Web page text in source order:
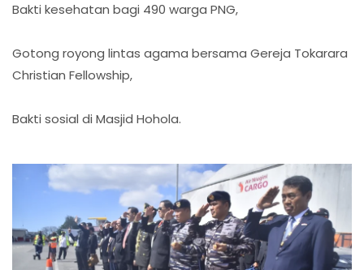
Bakti kesehatan bagi 490 warga PNG,
Gotong royong lintas agama bersama Gereja Tokarara
Christian Fellowship,
Bakti sosial di Masjid Hohola.